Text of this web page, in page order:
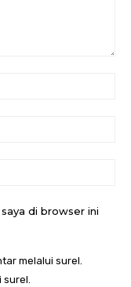
di browser ini
melalui surel.
surel.